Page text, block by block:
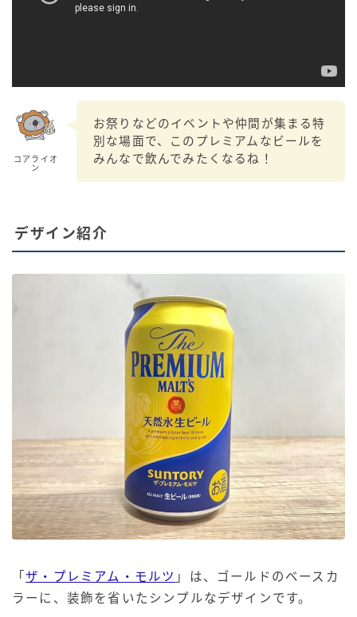
コアライオ
ン
お祭りなどのイベントや仲間が集まる特
別な場面で、このプレミアムなビールを
みんなで飲んでみたくなるね！
デザイン紹介
「ザ・プレミアム・モルツ 」は、ゴールドのベースカ
ラーに、装飾を省いたシンプルなデザインです。